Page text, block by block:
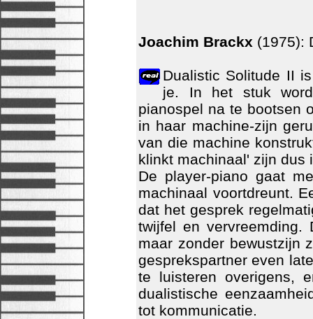
Joachim Brackx (1975):
Dualistic Solitude II
je. In het stuk
pianospel na te bootsen
in haar machine-zijn
van die machine
klinkt machinaal' zijn dus
De player-piano gaat
machinaal voortdreunt.
dat het gesprek
twijfel en
maar zonder bewustzijn
gesprekspartner even
te luisteren overigens,
dualistische
tot kommunicatie.